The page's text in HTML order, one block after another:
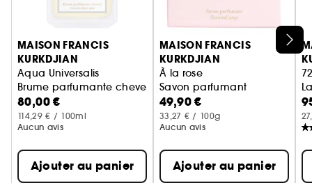
Ignorer le carrousel produits
MAISON FRANCIS
KURKDJIAN
Aqua Universalis
Brume parfumante cheveux
80,00 €
114,29 € / 100ml
Aucun avis
Ajouter au panier
MAISON FRANCIS
KURKDJIAN
À la rose
Savon parfumant
49,90 €
33,27 € / 100g
Aucun avis
Ajouter au panier